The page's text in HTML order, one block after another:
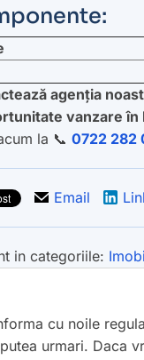
agenția
vanzare
la 📞 0722 282
Email
in categoriile:
359900000 /
cu noile
urmari. Daca